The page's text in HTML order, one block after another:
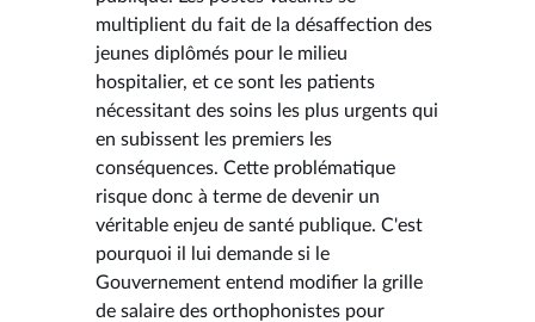
multiplient du fait de la désaffection des
jeunes diplômés pour le milieu
hospitalier, et ce sont les patients
nécessitant des soins les plus urgents qui
en subissent les premiers les
conséquences. Cette problématique
risque donc à terme de devenir un
véritable enjeu de santé publique. C'est
pourquoi il lui demande si le
Gouvernement entend modifier la grille
de salaire des orthophonistes pour